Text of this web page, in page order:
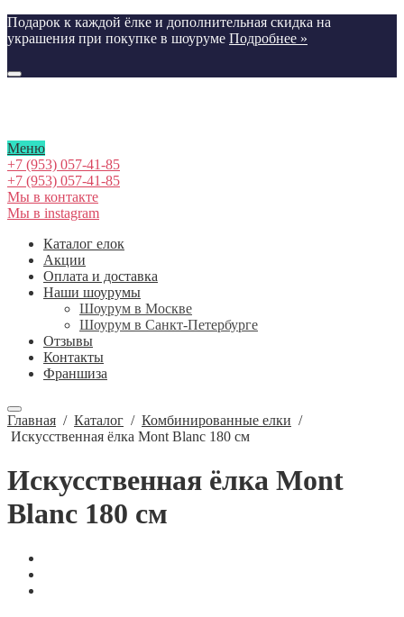
Подарок к каждой ёлке и дополнительная скидка на
украшения при покупке в шоуруме Подробнее »
Меню
+7 (953) 057-41-85
+7 (953) 057-41-85
Мы в контакте
Мы в instagram
Каталог елок
Акции
Оплата и доставка
Наши шоурумы
Шоурум в Москве
Шоурум в Cанкт-Петербурге
Отзывы
Контакты
Франшиза
Главная / Каталог / Комбинированные елки /
Искусственная ёлка Mont Blanc 180 см
Искусственная ёлка Mont
Blanc 180 см